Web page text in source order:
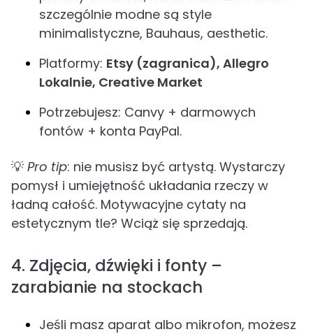
szczególnie modne są style
minimalistyczne, Bauhaus, aesthetic.
Platformy: Etsy (zagranica), Allegro
Lokalnie, Creative Market
Potrzebujesz: Canvy + darmowych
fontów + konta PayPal.
💡 Pro tip: nie musisz być artystą. Wystarczy
pomysł i umiejętność układania rzeczy w
ładną całość. Motywacyjne cytaty na
estetycznym tle? Wciąż się sprzedają.
4. Zdjęcia, dźwięki i fonty –
zarabianie na stockach
Jeśli masz aparat albo mikrofon, możesz